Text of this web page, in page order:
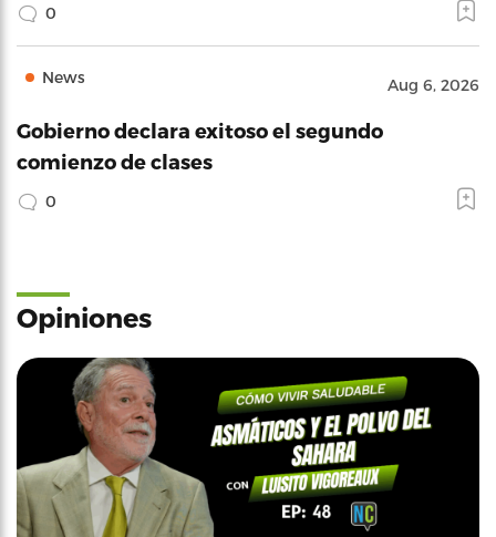
0
News Aug 6, 2026
Gobierno declara exitoso el segundo
comienzo de clases
0
Opiniones